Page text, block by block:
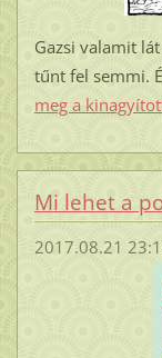
Gazsi valamit
tűnt fel semmi.
meg a
Mi lehet a
2017.08.21